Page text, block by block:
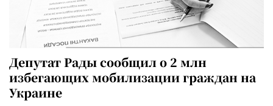
Депутат Рады сообщил о 2 млн
избегающих мобилизации граждан на
Украине